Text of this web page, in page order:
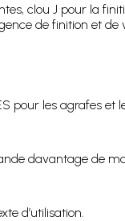
clou J pour la
de finition et
pour les agrafes et
davantage de
d’utilisation.